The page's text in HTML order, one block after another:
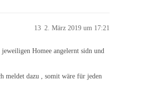
2. März 2019 um 17:21
13
jeweiligen Homee angelernt sidn und
meldet dazu , somit wäre für jeden